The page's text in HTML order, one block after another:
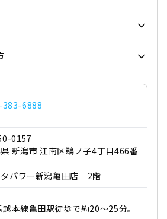
6888
0157
新潟市 江南区鵜ノ子4丁目466番
パワー新潟亀田店 2階
本線亀田駅徒歩で約20～25分。